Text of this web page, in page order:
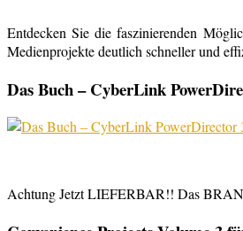
Entdecken Sie die faszinierenden
Medienprojekte deutlich schneller und
Das Buch – CyberLink
Achtung Jetzt LIEFERBAR!! Das